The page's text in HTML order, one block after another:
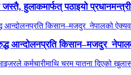
हुलाकमार्फत् पठाइयो
आन्दोलनप्रति किसान–मजदुर